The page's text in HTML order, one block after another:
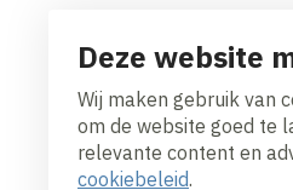
Deze website
Wij maken gebruik van
om de website goed te
relevante content en
cookiebeleid.